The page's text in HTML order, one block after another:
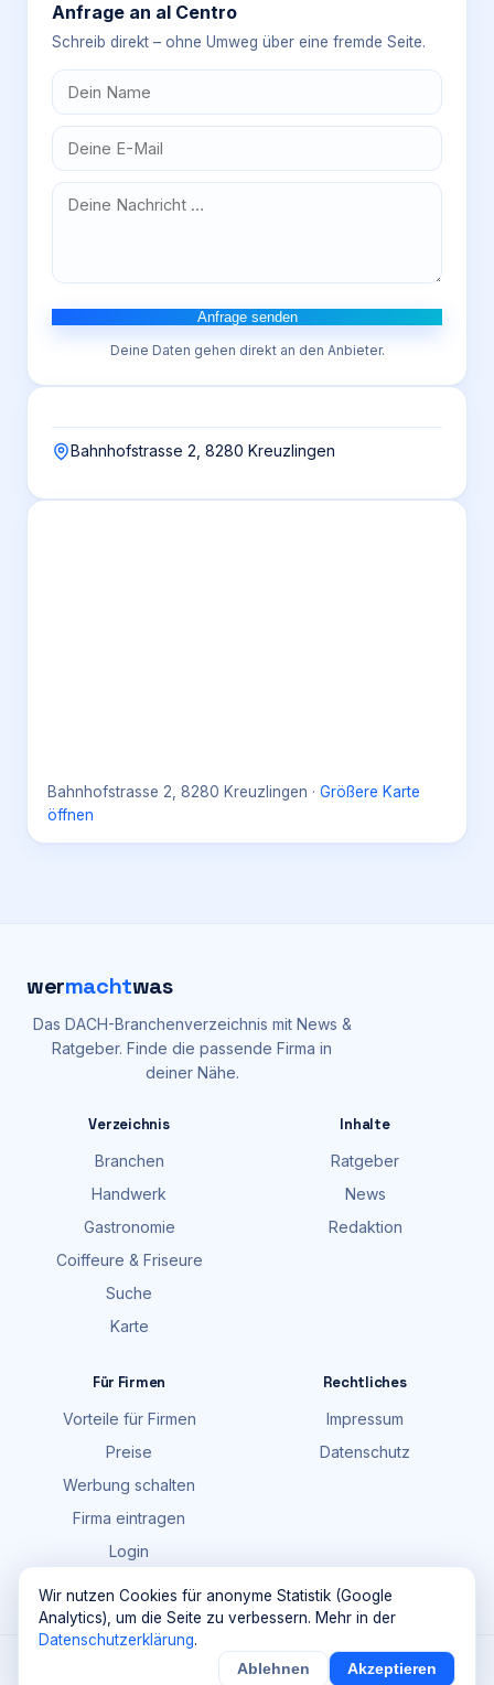
Anfrage an al Centro
Schreib direkt – ohne Umweg über eine fremde Seite.
Anfrage senden
Deine Daten gehen direkt an den Anbieter.
Bahnhofstrasse 2, 8280 Kreuzlingen
Bahnhofstrasse 2, 8280 Kreuzlingen · Größere Karte
öffnen
wermachtwas
Das DACH-Branchenverzeichnis mit News &
Ratgeber. Finde die passende Firma in
deiner Nähe.
Verzeichnis
Branchen
Handwerk
Gastronomie
Coiffeure & Friseure
Suche
Karte
Inhalte
Ratgeber
News
Redaktion
Für Firmen
Vorteile für Firmen
Preise
Werbung schalten
Firma eintragen
Login
Rechtliches
Impressum
Datenschutz
Maik Möhring Media · Ermatingen
Details Sichern ×
Wir nutzen Cookies für anonyme Statistik (Google
Analytics), um die Seite zu verbessern. Mehr in der
Datenschutzerklärung.
Ablehnen Akzeptieren